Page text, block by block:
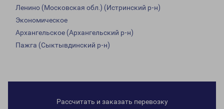
Ленино (Московская обл.) (Истринский р-н)
Экономическое
Архангельское (Архангельский р-н)
Пажга (Сыктывдинский р-н)
Рассчитать и заказать перевозку